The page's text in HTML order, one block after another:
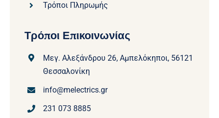
Τρόποι Πληρωμής
Τρόποι Επικοινωνίας
Μεγ. Αλεξάνδρου 26, Αμπελόκηποι, 56121
Θεσσαλονίκη
info@melectrics.gr
231 073 8885